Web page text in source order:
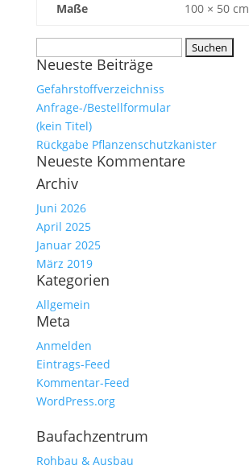
Maße 100 × 50 cm
nach:
Neueste Beiträge
Gefahrstoffverzeichniss
Anfrage-/Bestellformular
(kein Titel)
Rückgabe Pflanzenschutzkanister
Neueste Kommentare
Archiv
Juni 2026
April 2025
Januar 2025
März 2019
Kategorien
Allgemein
Meta
Anmelden
Eintrags-Feed
Kommentar-Feed
WordPress.org
Baufachzentrum
Rohbau & Ausbau